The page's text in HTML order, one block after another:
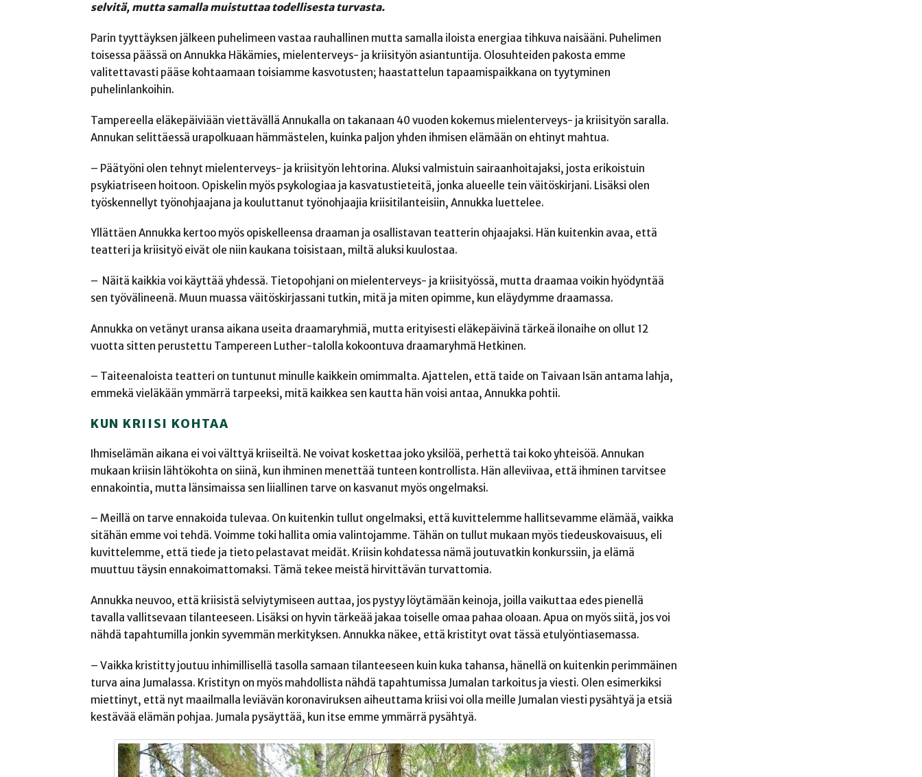
selvitä, mutta samalla muistuttaa todellisesta turvasta.
Parin tyyttäyksen jälkeen puhelimeen vastaa rauhallinen mutta samalla iloista energiaa tihkuva naisääni. Puhelimen
toisessa päässä on Annukka Häkämies, mielenterveys- ja kriisityön asiantuntija. Olosuhteiden pakosta emme
valitettavasti pääse kohtaamaan toisiamme kasvotusten; haastattelun tapaamispaikkana on tyytyminen
puhelinlankoihin.
Tampereella eläkepäiviään viettävällä Annukalla on takanaan 40 vuoden kokemus mielenterveys- ja kriisityön saralla.
Annukan selittäessä urapolkuaan hämmästelen, kuinka paljon yhden ihmisen elämään on ehtinyt mahtua.
– Päätyöni olen tehnyt mielenterveys- ja kriisityön lehtorina. Aluksi valmistuin sairaanhoitajaksi, josta erikoistuin
psykiatriseen hoitoon. Opiskelin myös psykologiaa ja kasvatustieteitä, jonka alueelle tein väitöskirjani. Lisäksi olen
työskennellyt työnohjaajana ja kouluttanut työnohjaajia kriisitilanteisiin, Annukka luettelee.
Yllättäen Annukka kertoo myös opiskelleensa draaman ja osallistavan teatterin ohjaajaksi. Hän kuitenkin avaa, että
teatteri ja kriisityö eivät ole niin kaukana toisistaan, miltä aluksi kuulostaa.
– Näitä kaikkia voi käyttää yhdessä. Tietopohjani on mielenterveys- ja kriisityössä, mutta draamaa voikin hyödyntää
sen työvälineenä. Muun muassa väitöskirjassani tutkin, mitä ja miten opimme, kun eläydymme draamassa.
Annukka on vetänyt uransa aikana useita draamaryhmiä, mutta erityisesti eläkepäivinä tärkeä ilonaihe on ollut 12
vuotta sitten perustettu Tampereen Luther-talolla kokoontuva draamaryhmä Hetkinen.
– Taiteenaloista teatteri on tuntunut minulle kaikkein omimmalta. Ajattelen, että taide on Taivaan Isän antama lahja,
emmekä vieläkään ymmärrä tarpeeksi, mitä kaikkea sen kautta hän voisi antaa, Annukka pohtii.
KUN KRIISI KOHTAA
Ihmiselämän aikana ei voi välttyä kriiseiltä. Ne voivat koskettaa joko yksilöä, perhettä tai koko yhteisöä. Annukan
mukaan kriisin lähtökohta on siinä, kun ihminen menettää tunteen kontrollista. Hän alleviivaa, että ihminen tarvitsee
ennakointia, mutta länsimaissa sen liiallinen tarve on kasvanut myös ongelmaksi.
– Meillä on tarve ennakoida tulevaa. On kuitenkin tullut ongelmaksi, että kuvittelemme hallitsevamme elämää, vaikka
sitähän emme voi tehdä. Voimme toki hallita omia valintojamme. Tähän on tullut mukaan myös tiedeuskovaisuus, eli
kuvittelemme, että tiede ja tieto pelastavat meidät. Kriisin kohdatessa nämä joutuvatkin konkurssiin, ja elämä
muuttuu täysin ennakoimattomaksi. Tämä tekee meistä hirvittävän turvattomia.
Annukka neuvoo, että kriisistä selviytymiseen auttaa, jos pystyy löytämään keinoja, joilla vaikuttaa edes pienellä
tavalla vallitsevaan tilanteeseen. Lisäksi on hyvin tärkeää jakaa toiselle omaa pahaa oloaan. Apua on myös siitä, jos voi
nähdä tapahtumilla jonkin syvemmän merkityksen. Annukka näkee, että kristityt ovat tässä etulyöntiasemassa.
– Vaikka kristitty joutuu inhimillisellä tasolla samaan tilanteeseen kuin kuka tahansa, hänellä on kuitenkin perimmäinen
turva aina Jumalassa. Kristityn on myös mahdollista nähdä tapahtumissa Jumalan tarkoitus ja viesti. Olen esimerkiksi
miettinyt, että nyt maailmalla leviävän koronaviruksen aiheuttama kriisi voi olla meille Jumalan viesti pysähtyä ja etsiä
kestävää elämän pohjaa. Jumala pysäyttää, kun itse emme ymmärrä pysähtyä.